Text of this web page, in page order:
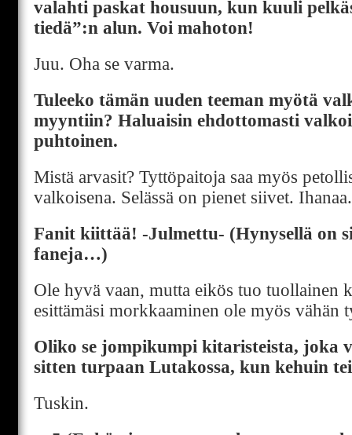
valahti paskat housuun, kun kuuli
tiedä”:n alun. Voi mahoton!
Juu. Oha se varma.
Tuleeko tämän uuden teeman myötä
myyntiin? Haluaisin ehdottomasti
puhtoinen.
Mistä arvasit? Tyttöpaitoja saa myös
valkoisena. Selässä on pienet siivet.
Fanit kiittää! -Julmettu- (Hynysellä on
faneja…)
Ole hyvä vaan, mutta eikös tuo tuollainen
esittämäsi morkkaaminen ole myös vähän
Oliko se jompikumpi kitaristeista, joka
sitten turpaan Lutakossa, kun kehuin
Tuskin.